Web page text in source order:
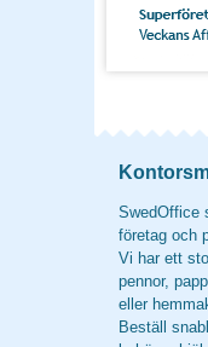
SwedOffice
företag och
Vi har ett
pennor,
eller
Beställ